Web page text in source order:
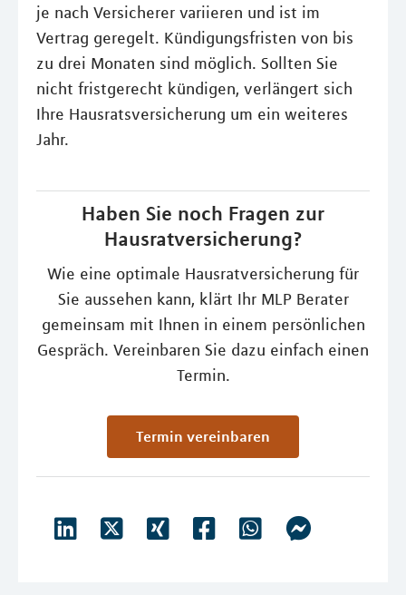
je nach Versicherer variieren und ist im
Vertrag geregelt. Kündigungsfristen von bis
zu drei Monaten sind möglich. Sollten Sie
nicht fristgerecht kündigen, verlängert sich
Ihre Hausratsversicherung um ein weiteres
Jahr.
Haben Sie noch Fragen zur
Hausratversicherung?
Wie eine optimale Hausratversicherung für
Sie aussehen kann, klärt Ihr MLP Berater
gemeinsam mit Ihnen in einem persönlichen
Gespräch. Vereinbaren Sie dazu einfach einen
Termin.
Termin vereinbaren